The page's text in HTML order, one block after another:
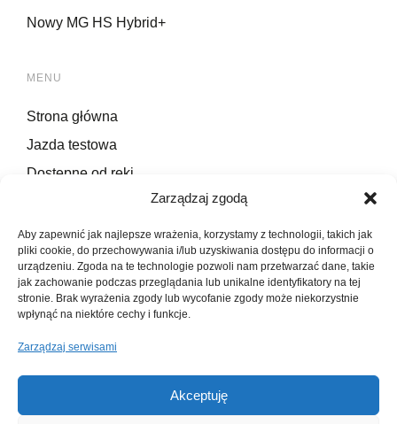
Zarządzaj zgodą
Aby zapewnić jak najlepsze wrażenia, korzystamy z technologii, takich jak
pliki cookie, do przechowywania i/lub uzyskiwania dostępu do informacji o
urządzeniu. Zgoda na te technologie pozwoli nam przetwarzać dane, takie
jak zachowanie podczas przeglądania lub unikalne identyfikatory na tej
stronie. Brak wyrażenia zgody lub wycofanie zgody może niekorzystnie
wpłynąć na niektóre cechy i funkcje.
Zarządzaj serwisami
Akceptuję
Nowy MG HS Hybrid+
MENU
Strona główna
Jazda testowa
Dostępne od ręki
Kontakt
INFORMACJE PRAWNE
Polityka prywatności